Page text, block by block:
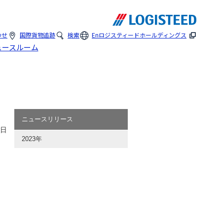
ースルーム
せ 国際貨物追跡 検索 Enロジスティードホールディングス
ニュースリリース
2023年